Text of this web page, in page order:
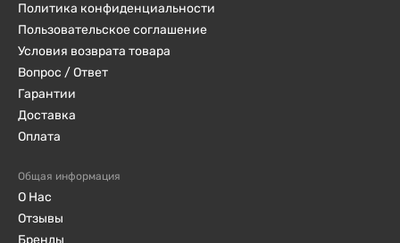
Политика конфиденциальности
Пользовательское соглашение
Условия возврата товара
Вопрос / Ответ
Гарантии
Доставка
Оплата
Общая информация
О Нас
Отзывы
Бренды